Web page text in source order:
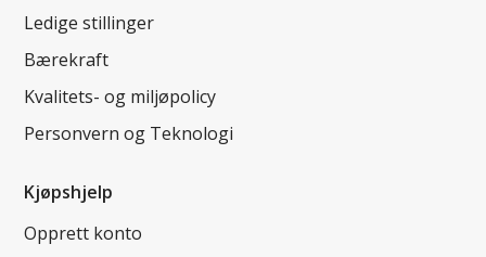
Ledige stillinger
Bærekraft
Kvalitets- og miljøpolicy
Personvern og Teknologi
Kjøpshjelp
Opprett konto